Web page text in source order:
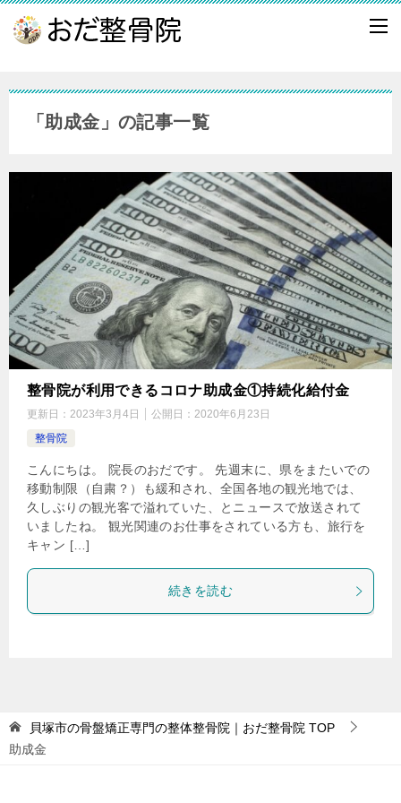
「助成金」の記事一覧
整骨院が利用できるコロナ助成金①持続化給付金
更新日： 2023年3月4日 公開日： 2020年6月23日
整骨院
こんにちは。 院長のおだです。 先週末に、県をまたいでの
移動制限（自粛？）も緩和され、全国各地の観光地では、
久しぶりの観光客で溢れていた、とニュースで放送されて
いましたね。 観光関連のお仕事をされている方も、旅行を
キャン […]
続きを読む
貝塚市の骨盤矯正専門の整体整骨院｜おだ整骨院 TOP
助成金